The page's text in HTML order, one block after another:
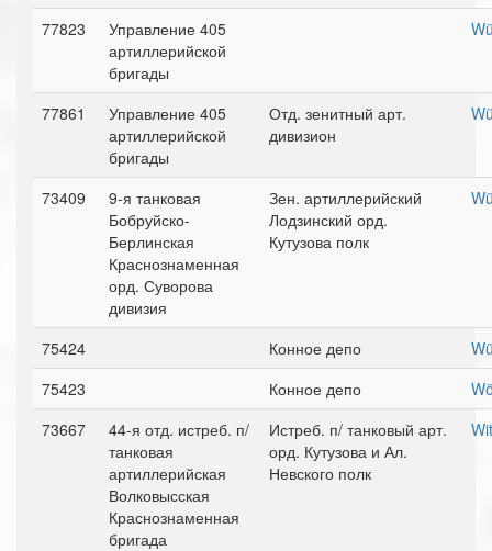
77823
Управление 405
артиллерийской
бригады
77861
Управление 405
артиллерийской
бригады
Отд. зенитный арт.
дивизион
73409
9-я танковая
Бобруйско-
Берлинская
Краснознаменная
орд. Суворова
дивизия
Зен. артиллерийский
Лодзинский орд.
Кутузова полк
75424 Конное депо
75423
Конное депо
73667
44-я отд. истреб. п/
танковая
артиллерийская
Волковысская
Краснознаменная
бригада
Истреб. п/ танковый арт.
орд. Кутузова и Ал.
Невского полк